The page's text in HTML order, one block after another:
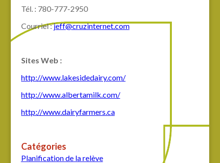
Tél. : 780-777-2950
Courriel :jeff@cruzinternet.com
Sites Web :
http://www.lakesidedairy.com/
http://www.albertamilk.com/
http://www.dairyfarmers.ca
Catégories
Planification de la relève